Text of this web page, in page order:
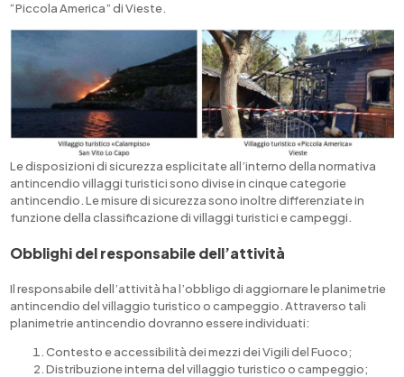
“Piccola America” di Vieste.
Le disposizioni di sicurezza esplicitate all’interno della normativa
antincendio villaggi turistici sono divise in cinque categorie
antincendio. Le misure di sicurezza sono inoltre differenziate in
funzione della classificazione di villaggi turistici e campeggi.
Obblighi del responsabile dell’attività
Il responsabile dell’attività ha l’obbligo di aggiornare le planimetrie
antincendio del villaggio turistico o campeggio. Attraverso tali
planimetrie antincendio dovranno essere individuati:
Contesto e accessibilità dei mezzi dei Vigili del Fuoco;
Distribuzione interna del villaggio turistico o campeggio;